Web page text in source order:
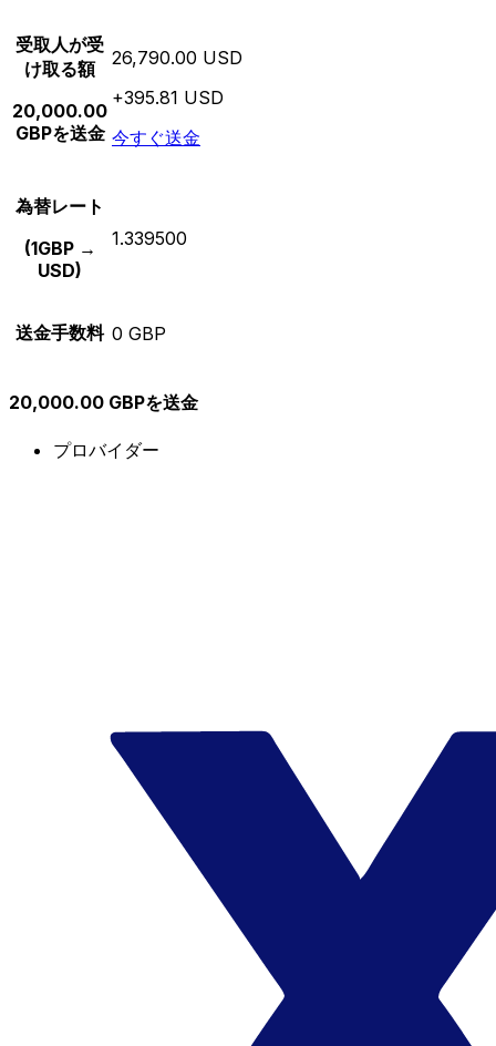
受取人が受
け取る額
20,000.00
GBPを送金
26,790.00 USD
+395.81 USD
今すぐ送金
為替レート
(1GBP →
USD)
1.339500
送金手数料 0 GBP
20,000.00 GBPを送金
プロバイダー